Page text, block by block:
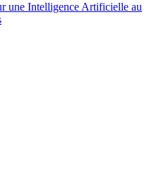
une Intelligence Artificielle au